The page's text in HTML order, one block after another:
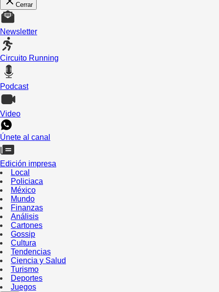
Cerrar
Newsletter
Circuito Running
Podcast
Video
Únete al canal
Edición impresa
Local
Policiaca
México
Mundo
Finanzas
Análisis
Cartones
Gossip
Cultura
Tendencias
Ciencia y Salud
Turismo
Deportes
Juegos